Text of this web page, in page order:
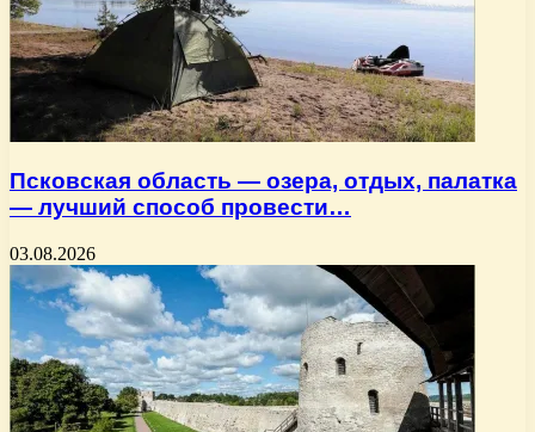
Псковская область — озера, отдых, палатка
— лучший способ провести…
03.08.2026